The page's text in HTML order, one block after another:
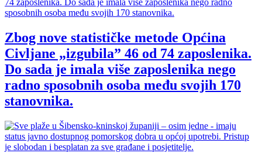
Zbog nove statističke metode Općina
Civljane „izgubila” 46 od 74 zaposlenika.
Do sada je imala više zaposlenika nego
radno sposobnih osoba među svojih 170
stanovnika.